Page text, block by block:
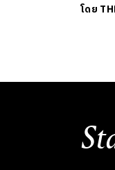
โดย